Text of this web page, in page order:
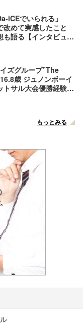
iCEでいられる」
めて実感したこと
語る【インタビュ
ズグループ”The
歳 ジュノンボーイ
トサル大会優勝経験者
タビュー後編】
もっとみる